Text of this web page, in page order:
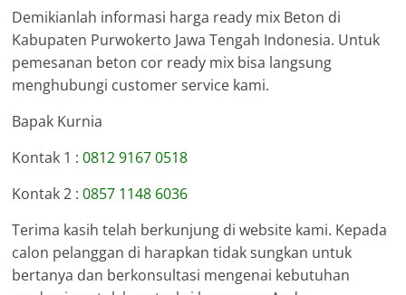
Demikianlah informasi harga ready mix Beton di
Kabupaten Purwokerto Jawa Tengah Indonesia. Untuk
pemesanan beton cor ready mix bisa langsung
menghubungi customer service kami.
Bapak Kurnia
Kontak 1 :0812 9167 0518
Kontak 2 :0857 1148 6036
Terima kasih telah berkunjung di website kami. Kepada
calon pelanggan di harapkan tidak sungkan untuk
bertanya dan berkonsultasi mengenai kebutuhan